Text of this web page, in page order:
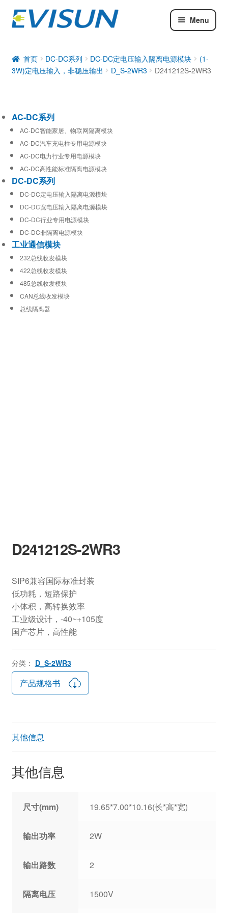
Menu
DC-DC系列
工业通信模块
首页 DC-DC系列 DC-DC定电压输入隔离电源模块
(1-
3W)定电压输入，非稳压输出
D_S-2WR3 D241212S-2WR3
D241212S-2WR3
SIP6兼容国际标准封装
低功耗，短路保护
小体积，高转换效率
工业级设计，-40~+105度
国产芯片，高性能
分类： D_S-2WR3
产品规格书
其他信息
其他信息
尺寸(mm) 19.65*7.00*10.16(长*高*宽)
输出功率 2W
输出路数 2
隔离电压 1500V
AC-DC系列
AC-DC智能家居、物联网隔离模块
AC-DC汽车充电柱专用电源模块
AC-DC电力行业专用电源模块
AC-DC高性能标准隔离电源模块
DC-DC系列
DC-DC定电压输入隔离电源模块
DC-DC宽电压输入隔离电源模块
DC-DC行业专用电源模块
DC-DC非隔离电源模块
工业通信模块
232总线收发模块
422总线收发模块
485总线收发模块
CAN总线收发模块
总线隔离器